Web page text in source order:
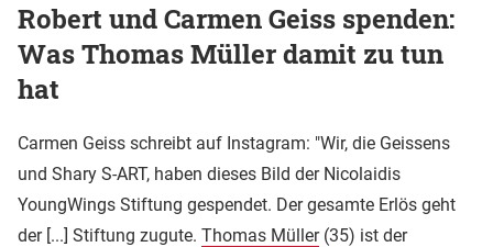
Robert und Carmen Geiss spenden:
Was Thomas Müller damit zu tun
hat
Carmen Geiss schreibt auf Instagram: "Wir, die Geissens
und Shary S-ART, haben dieses Bild der Nicolaidis
YoungWings Stiftung gespendet. Der gesamte Erlös geht
der [...] Stiftung zugute. Thomas Müller(35) ist der